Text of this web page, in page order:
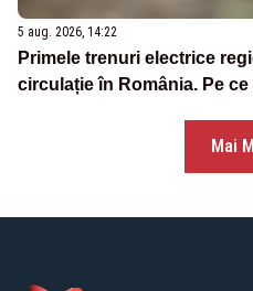
5 aug. 2026, 14:22
Primele trenuri electrice
circulație în România. Pe
Mai